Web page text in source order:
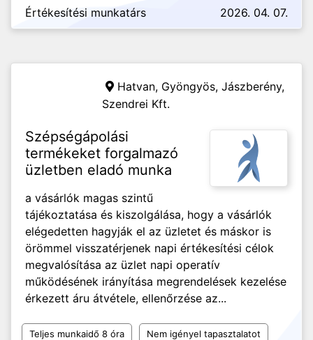
Értékesítési munkatárs 2026. 04. 07.
Hatvan, Gyöngyös, Jászberény,
Szendrei Kft.
Szépségápolási
termékeket forgalmazó
üzletben eladó munka
a vásárlók magas szintű
tájékoztatása és kiszolgálása, hogy a vásárlók
elégedetten hagyják el az üzletet és máskor is
örömmel visszatérjenek napi értékesítési célok
megvalósítása az üzlet napi operatív
működésének irányítása megrendelések kezelése
érkezett áru átvétele, ellenőrzése az...
Teljes munkaidő 8 óra Nem igényel tapasztalatot